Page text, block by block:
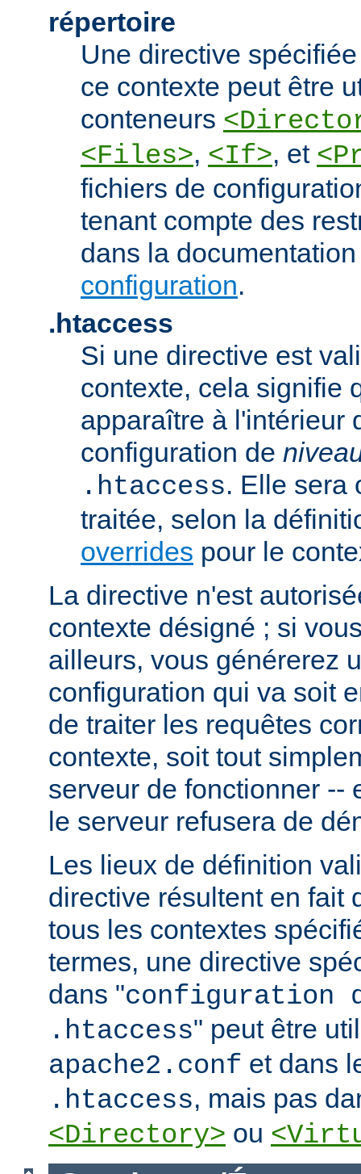
répertoire
Une directive
ce contexte peut être
conteneurs
<Files>, <If>, et
fichiers de
tenant compte des
dans la
configuration.
.htaccess
Si une directive est
contexte, cela signifie
apparaître à l'intérieur
configuration de
.htaccess. Elle sera
traitée, selon la
overrides pour le
La directive n'est
contexte désigné ; si
ailleurs, vous générerez
configuration qui va soit
de traiter les requêtes
contexte, soit tout
serveur de fonctionner --
le serveur refusera de
Les lieux de définition
directive résultent en fait
tous les contextes
termes, une directive
dans "configuration
.htaccess" peut être
apache2.conf et dans
.htaccess, mais pas
<Directory> ou